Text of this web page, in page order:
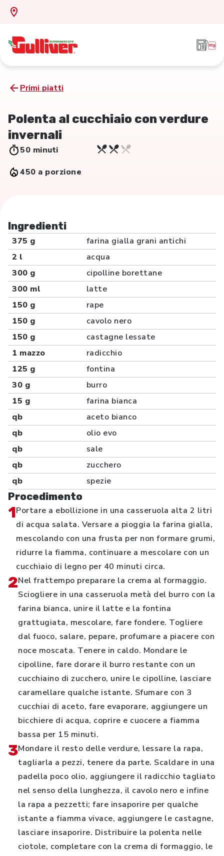
Primi piatti
Polenta al cucchiaio con verdure
invernali
50 minuti
450 a porzione
Ingredienti
375 g
farina gialla grani antichi
2 l
acqua
300 g
cipolline borettane
300 ml
latte
150 g
rape
150 g
cavolo nero
150 g
castagne lessate
1 mazzo
radicchio
125 g
fontina
30 g
burro
15 g
farina bianca
qb
aceto bianco
qb
olio evo
qb
sale
qb
zucchero
qb
spezie
Procedimento
1Portare a ebollizione in una casseruola alta 2 litri
di acqua salata. Versare a pioggia la farina gialla,
mescolando con una frusta per non formare grumi,
ridurre la fiamma, continuare a mescolare con un
cucchiaio di legno per 40 minuti circa.
2Nel frattempo preparare la crema al formaggio.
Sciogliere in una casseruola metà del burro con la
farina bianca, unire il latte e la fontina
grattugiata, mescolare, fare fondere. Togliere
dal fuoco, salare, pepare, profumare a piacere con
noce moscata. Tenere in caldo. Mondare le
cipolline, fare dorare il burro restante con un
cucchiaino di zucchero, unire le cipolline, lasciare
caramellare qualche istante. Sfumare con 3
cucchiai di aceto, fare evaporare, aggiungere un
bicchiere di acqua, coprire e cuocere a fiamma
bassa per 15 minuti.
3Mondare il resto delle verdure, lessare la rapa,
tagliarla a pezzi, tenere da parte. Scaldare in una
padella poco olio, aggiungere il radicchio tagliato
nel senso della lunghezza, il cavolo nero e infine
la rapa a pezzetti; fare insaporire per qualche
istante a fiamma vivace, aggiungere le castagne,
lasciare insaporire. Distribuire la polenta nelle
ciotole, completare con la crema di formaggio, le